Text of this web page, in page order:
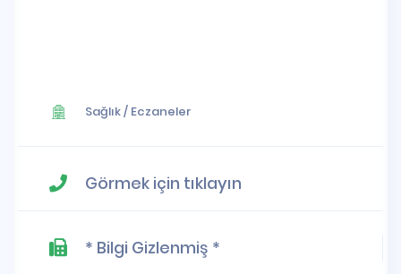
Sağlık/ Eczaneler
Görmek için tıklayın
* Bilgi Gizlenmiş *